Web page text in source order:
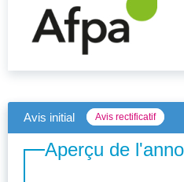
Avis initial Avis rectificatif
Aperçu de